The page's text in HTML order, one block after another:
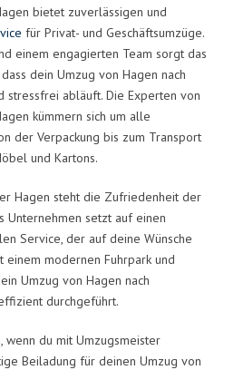
bietet zuverlässigen und
für Privat- und Geschäftsumzüge.
einem engagierten Team sorgt das
dein Umzug von Hagen nach
stressfrei abläuft. Die Experten von
kümmern sich um alle
der Verpackung bis zum Transport
und Kartons.
Hagen steht die Zufriedenheit der
Unternehmen setzt auf einen
Service, der auf deine Wünsche
einem modernen Fuhrpark und
Umzug von Hagen nach
durchgeführt.
wenn du mit Umzugsmeister
Beiladung für deinen Umzug von